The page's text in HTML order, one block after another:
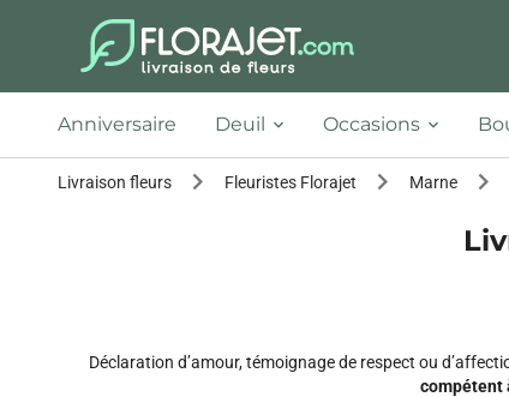
Anniversaire Deuil Occasions
Livraison fleurs Fleuristes Florajet Marne
Déclaration d’amour, témoignage de respect ou
compétent